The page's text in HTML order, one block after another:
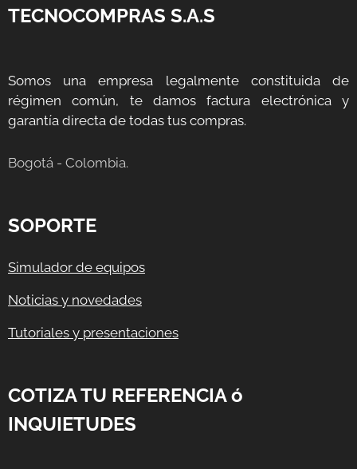
TECNOCOMPRAS S.A.S
Somos una empresa legalmente constituida de
régimen común, te damos factura electrónica y
garantía directa de todas tus compras.
Bogotá - Colombia.
SOPORTE
Simulador de equipos
Noticias y novedades
Tutoriales y presentaciones
COTIZA TU REFERENCIA ó
INQUIETUDES